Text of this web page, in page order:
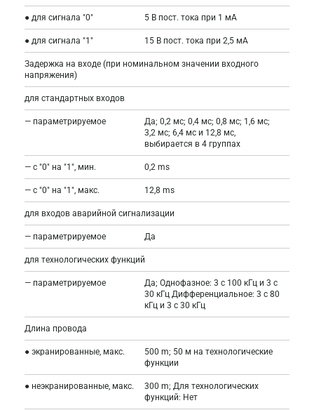
● для сигнала "0" 5 В пост. тока при 1 мА
● для сигнала "1" 15 В пост. тока при 2,5 мА
Задержка на входе (при номинальном значении входного
напряжения)
для стандартных входов
— параметрируемое
Да; 0,2 мс; 0,4 мс; 0,8 мс; 1,6 мс;
3,2 мс; 6,4 мс и 12,8 мс,
выбирается в 4 группах
— с "0" на "1", мин. 0,2 ms
— с "0" на "1", макс. 12,8 ms
для входов аварийной сигнализации
— параметрируемое Да
для технологических функций
— параметрируемое
Да; Однофазное: 3 с 100 кГц и 3 с
30 кГц Дифференциальное: 3 с 80
кГц и 3 с 30 кГц
Длина провода
● экранированные, макс.
500 m; 50 м на технологические
функции
● неэкранированные, макс.
300 m; Для технологических
функций: Нет